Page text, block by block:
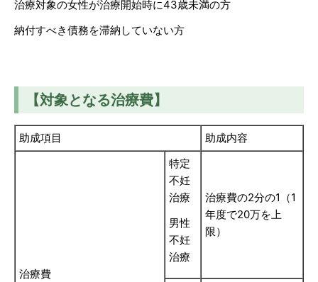
治療対象の女性が治療開始時に43歳未満の方
納付すべき債務を滞納していない方
【対象となる治療費】
助成項目 助成内容
治療費
特定
不妊
治療
男性
不妊
治療
治療費の2分の1（1
年度で20万を上
限）